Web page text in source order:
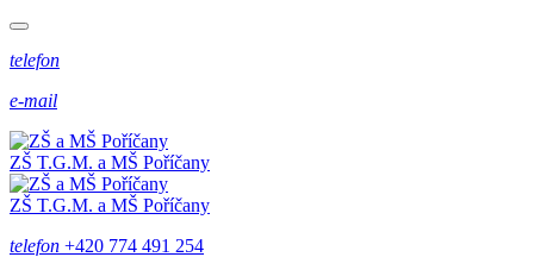
telefon
e-mail
ZŠ T.G.M. a MŠ Poříčany
ZŠ T.G.M. a MŠ Poříčany
telefon +420 774 491 254